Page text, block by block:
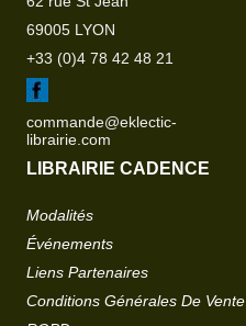
69005 LYON
+33 (0)4 78 42 48 21
commande@eklectic-
librairie.com
LIBRAIRIE CADENCE
Modalités
Événements
Liens Partenaires
Conditions Générales De Vente